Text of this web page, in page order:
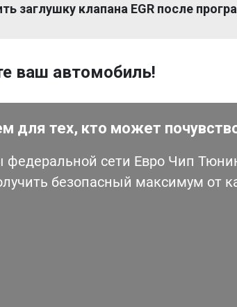
заглушку клапана EGR после
ваш автомобиль!
для тех, кто может
федеральной сети Евро Чип
безопасный максимум от